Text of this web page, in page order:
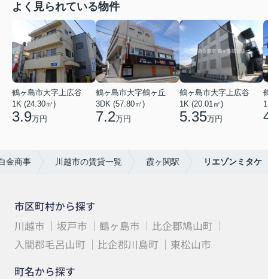
よく見られている物件
鶴ヶ島市大字上広谷
1K (24.30㎡)
3.9万円
鶴ヶ島市大字鶴ヶ丘
3DK (57.80㎡)
7.2万円
鶴ヶ島市大字上広谷
1K (20.01㎡)
5.35万円
金商事 川越市の賃貸一覧 霞ヶ関駅 リエゾンミタケ
市区町村から探す
川越市
坂戸市 鶴ヶ島市
比企郡鳩山町
入間郡毛呂山町
比企郡川島町
東松山市
町名から探す